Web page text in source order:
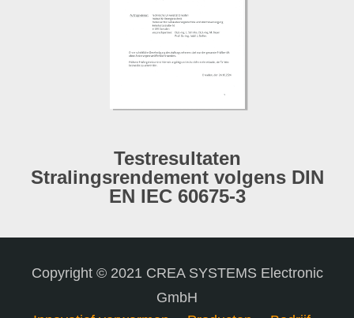
Testresultaten
Stralingsrendement volgens DIN
EN IEC 60675-3
Copyright © 2021 CREA SYSTEMS Electronic
GmbH